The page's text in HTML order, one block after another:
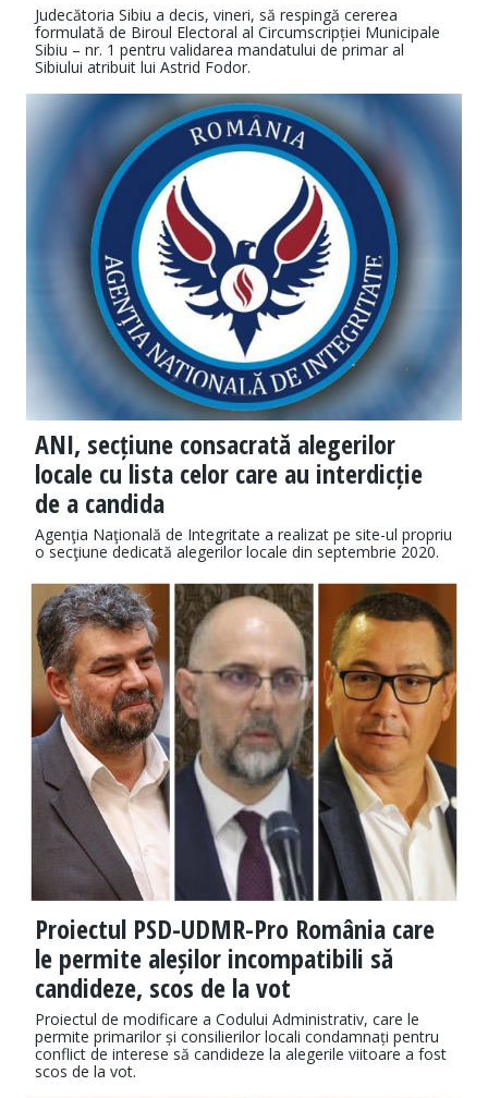
Judecătoria Sibiu a decis, vineri, să respingă cererea
formulată de Biroul Electoral al Circumscripției Municipale
Sibiu – nr. 1 pentru validarea mandatului de primar al
Sibiului atribuit lui Astrid Fodor.
ANI, secțiune consacrată alegerilor
locale cu lista celor care au interdicție
de a candida
Agenţia Naţională de Integritate a realizat pe site-ul propriu
o secţiune dedicată alegerilor locale din septembrie 2020.
Proiectul PSD-UDMR-Pro România care
le permite aleșilor incompatibili să
candideze, scos de la vot
Proiectul de modificare a Codului Administrativ, care le
permite primarilor și consilierilor locali condamnați pentru
conflict de interese să candideze la alegerile viitoare a fost
scos de la vot.